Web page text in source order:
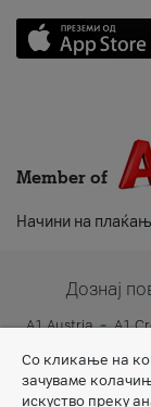
Member of
Начини на
Дознај
A1 Austria A1
Со кликање на
зачуваме
искуство преку